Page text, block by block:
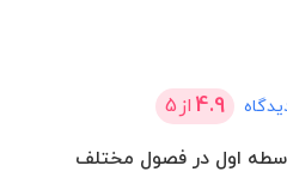
4.9 از 5